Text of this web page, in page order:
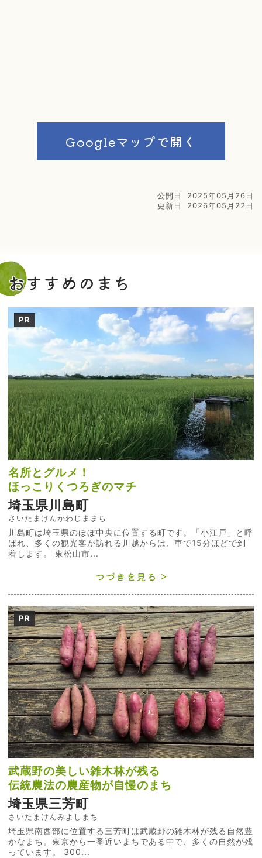
Googleマップで開く
公開日
2025年05月26日
更新日
2026年05月22日
おすすめのまち
PR
名所とグルメ！
ほっこりくつろぎのマチ
埼玉県川島町
さいたまけんかわじままち
川島町は埼玉県のほぼ中央に位置する町です。「小江戸」と呼
ばれ、多くの観光客が訪れる川越からは、車で15分ほどで到
着します。 東松山市...
つづきを見る
PR
武蔵野の美しい雑木林が残る
伝統農法の農産物が自慢のまち
埼玉県三芳町
さいたまけんみよしまち
埼玉県南西部に位置する三芳町は武蔵野の雑木林が残る自然豊
かなまち。東京から一番近いまちである中で、多くの自然が残
っています。 300...